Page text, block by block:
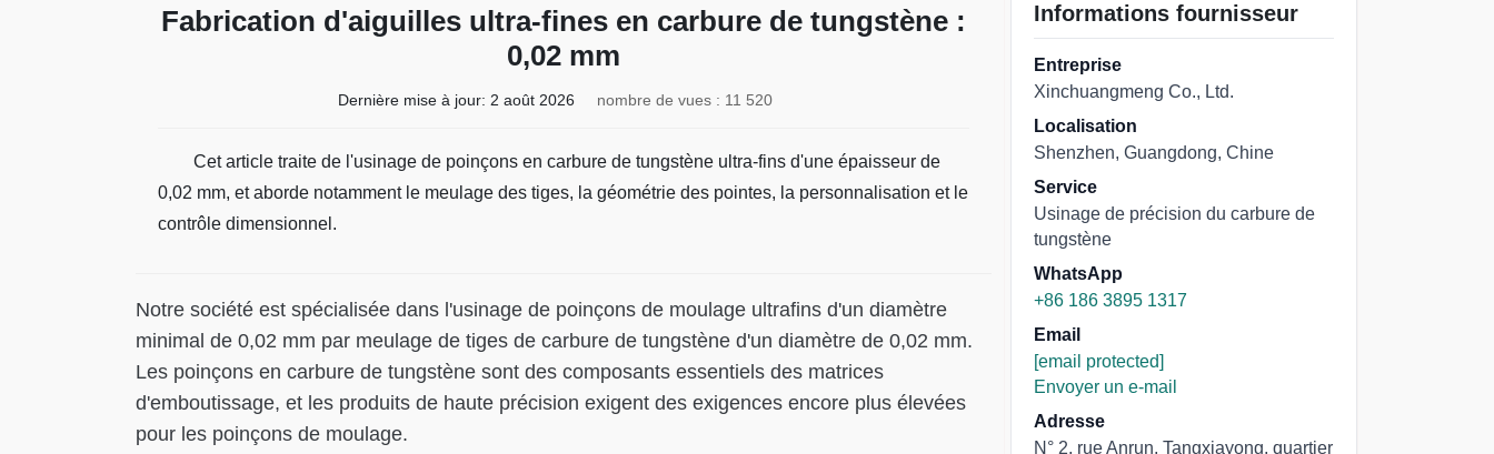
Fabrication d'aiguilles ultra-fines en carbure de tungstène :
0,02 mm
Dernière mise à jour: 2 août 2026 nombre de vues : 11 520
Cet article traite de l'usinage de poinçons en carbure de tungstène ultra-fins d'une épaisseur de
0,02 mm, et aborde notamment le meulage des tiges, la géométrie des pointes, la personnalisation et le
contrôle dimensionnel.
Notre société est spécialisée dans l'usinage de poinçons de moulage ultrafins d'un diamètre
minimal de 0,02 mm par meulage de tiges de carbure de tungstène d'un diamètre de 0,02 mm.
Les poinçons en carbure de tungstène sont des composants essentiels des matrices
d'emboutissage, et les produits de haute précision exigent des exigences encore plus élevées
pour les poinçons de moulage.
Informations fournisseur
Entreprise
Xinchuangmeng Co., Ltd.
Localisation
Shenzhen, Guangdong, Chine
Service
Usinage de précision du carbure de
tungstène
WhatsApp
+86 186 3895 1317
Email
[email protected]
Envoyer un e-mail
Adresse
N° 2, rue Anrun, Tangxiayong, quartier